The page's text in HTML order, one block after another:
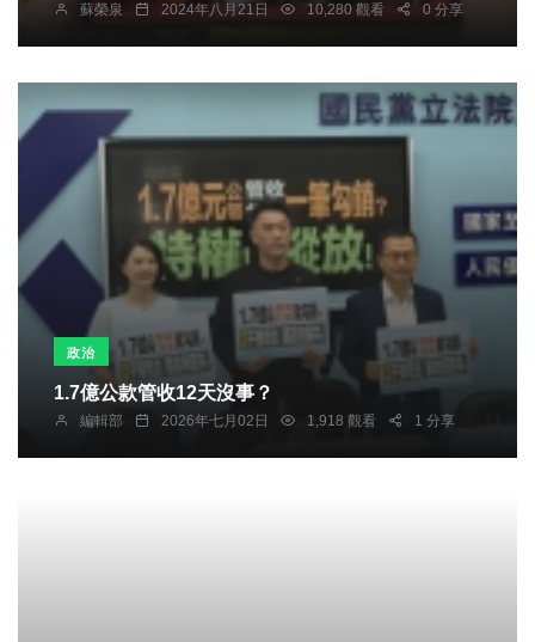
蘇榮泉 2024年八月21日 10,280 觀看 0 分享
政治
1.7億公款管收12天沒事？
編輯部 2026年七月02日 1,918 觀看 1 分享